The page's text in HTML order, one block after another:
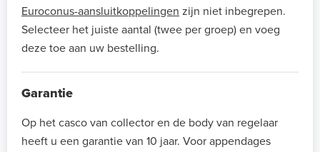
Euroconus-aansluitkoppelingen zijn niet inbegrepen.
Selecteer het juiste aantal (twee per groep) en voeg
deze toe aan uw bestelling.
Garantie
Op het casco van collector en de body van regelaar
heeft u een garantie van 10 jaar. Voor appendages